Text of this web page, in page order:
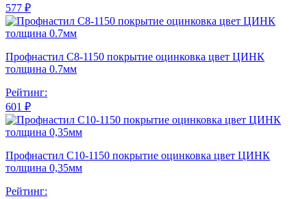
577 ₽
Профнастил С8-1150 покрытие оцинковка цвет ЦИНК
толщина 0.7мм
Рейтинг:
601 ₽
Профнастил С10-1150 покрытие оцинковка цвет ЦИНК
толщина 0,35мм
Рейтинг: